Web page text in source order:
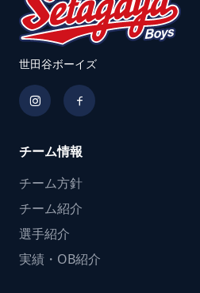
世田谷ボーイズ
チーム情報
チーム方針
チーム紹介
選手紹介
実績・OB紹介